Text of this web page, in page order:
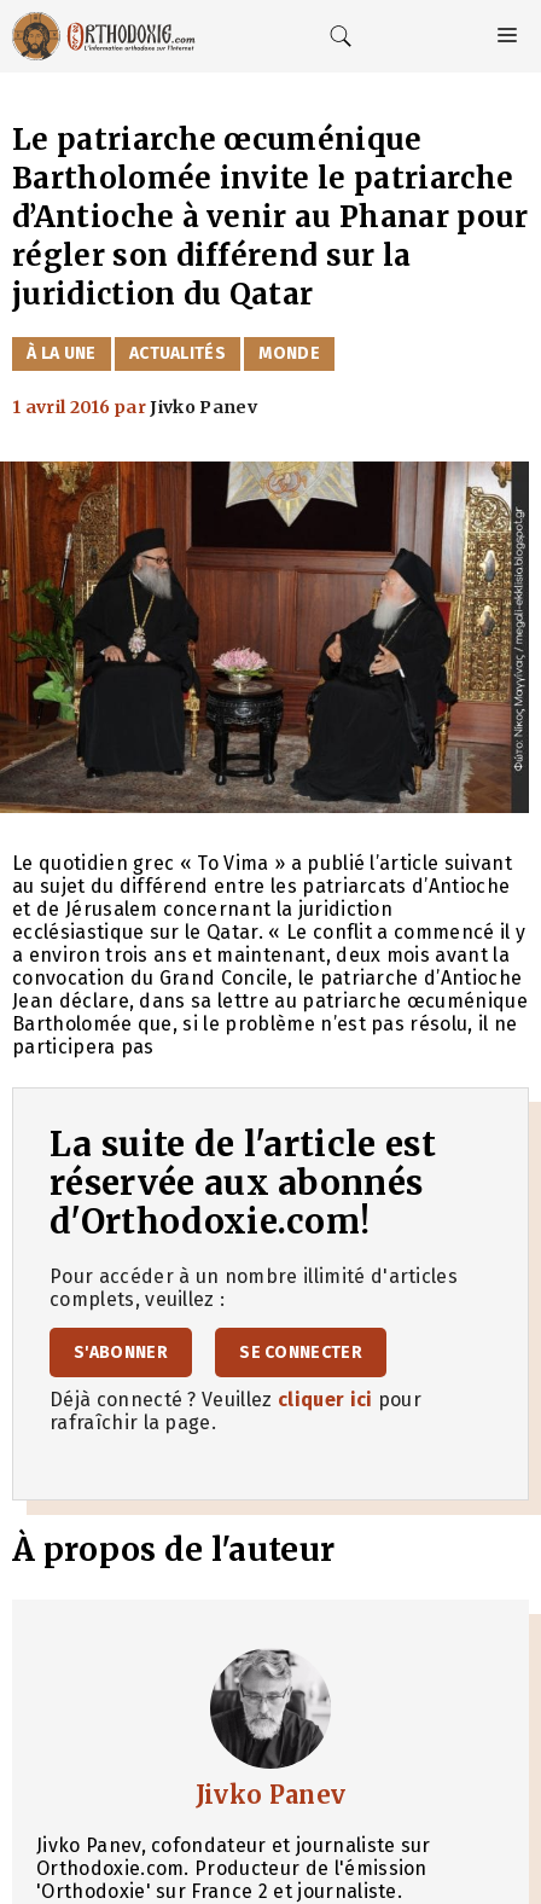
Aller
au
contenu
Le patriarche œcuménique
Bartholomée invite le patriarche
d’Antioche à venir au Phanar pour
régler son différend sur la
juridiction du Qatar
CATÉGORIES
À LA UNE ACTUALITÉS MONDE
1 avril 2016 parJivko Panev
Le quotidien grec « To Vima » a publié l’article suivant
au sujet du différend entre les patriarcats d’Antioche
et de Jérusalem concernant la juridiction
ecclésiastique sur le Qatar. « Le conflit a commencé il y
a environ trois ans et maintenant, deux mois avant la
convocation du Grand Concile, le patriarche d’Antioche
Jean déclare, dans sa lettre au patriarche œcuménique
Bartholomée que, si le problème n’est pas résolu, il ne
participera pas
La suite de l'article est
réservée aux abonnés
d'Orthodoxie.com!
Pour accéder à un nombre illimité d'articles
complets, veuillez :
S'ABONNER SE CONNECTER
Déjà connecté ? Veuillez cliquer ici pour
rafraîchir la page.
À propos de l'auteur
Jivko Panev
Jivko Panev, cofondateur et journaliste sur
Orthodoxie.com. Producteur de l'émission
'Orthodoxie' sur France 2 et journaliste.